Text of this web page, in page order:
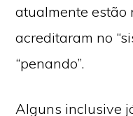
atualmente estão
acreditaram no
“penando”.
Alguns inclusive